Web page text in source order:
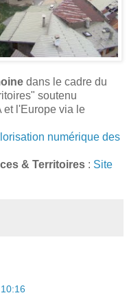
dans le cadre du
soutenu
et l'Europe via le
numérique des
& Territoires : Site